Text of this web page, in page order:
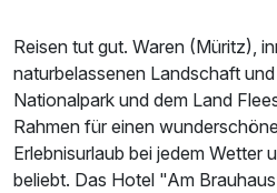
Ausstattung
Reisen tut gut. Waren (Müritz),
naturbelassenen Landschaft
Nationalpark und dem Land
Rahmen für einen
Erlebnisurlaub bei jedem Wetter
beliebt. Das Hotel "Am